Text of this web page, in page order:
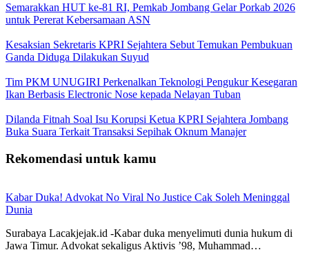
Semarakkan HUT ke-81 RI, Pemkab Jombang Gelar Porkab 2026
untuk Pererat Kebersamaan ASN
Kesaksian Sekretaris KPRI Sejahtera Sebut Temukan Pembukuan
Ganda Diduga Dilakukan Suyud
Tim PKM UNUGIRI Perkenalkan Teknologi Pengukur Kesegaran
Ikan Berbasis Electronic Nose kepada Nelayan Tuban
Dilanda Fitnah Soal Isu Korupsi Ketua KPRI Sejahtera Jombang
Buka Suara Terkait Transaksi Sepihak Oknum Manajer
Rekomendasi untuk kamu
Kabar Duka! Advokat No Viral No Justice Cak Soleh Meninggal
Dunia
Surabaya Lacakjejak.id -Kabar duka menyelimuti dunia hukum di
Jawa Timur. Advokat sekaligus Aktivis ’98, Muhammad…